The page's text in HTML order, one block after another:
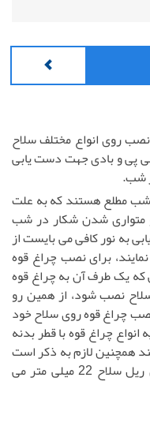
روی انواع مختلف سلاح
پی و بادی جهت دست یابی
شب.
شب مطلع هستند که به علت
متواری شدن شکار در شب
به نور کافی می بایست از
برای نصب چراغ قوه
که یک طرف آن به چراغ قوه
نصب شود، از همین رو
چراغ قوه روی سلاح خود
انواع چراغ قوه با قطر بدنه
همچنین لازم به ذکر است
که عرض ریل این پایه جهت نصب روی ریل سلاح 22 میلی متر می